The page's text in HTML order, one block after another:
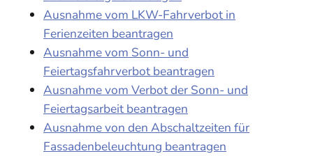
Ausnahme vom LKW-Fahrverbot in
Ferienzeiten beantragen
Ausnahme vom Sonn- und
Feiertagsfahrverbot beantragen
Ausnahme vom Verbot der Sonn- und
Feiertagsarbeit beantragen
Ausnahme von den Abschaltzeiten für
Fassadenbeleuchtung beantragen